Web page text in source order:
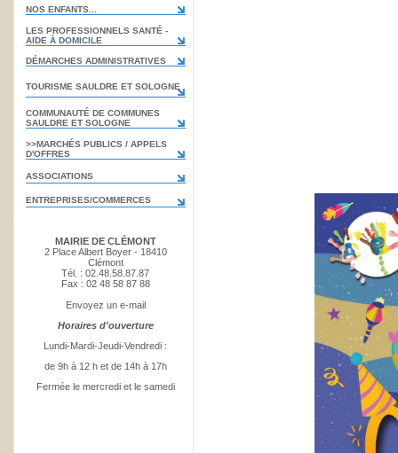
NOS ENFANTS...
LES PROFESSIONNELS SANTÉ -
AIDE À DOMICILE
DÉMARCHES ADMINISTRATIVES
TOURISME SAULDRE ET SOLOGNE
COMMUNAUTÉ DE COMMUNES
SAULDRE ET SOLOGNE
>>MARCHÉS PUBLICS / APPELS
D'OFFRES
ASSOCIATIONS
ENTREPRISES/COMMERCES
MAIRIE DE CLÉMONT
2 Place Albert Boyer - 18410
Clémont
Tél. : 02.48.58.87.87
Fax : 02 48 58 87 88
Envoyez un e-mail
Horaires d'ouverture
Lundi-Mardi-Jeudi-Vendredi :
de 9h à 12 h et de 14h à 17h
Fermée le mercredi et le samedi